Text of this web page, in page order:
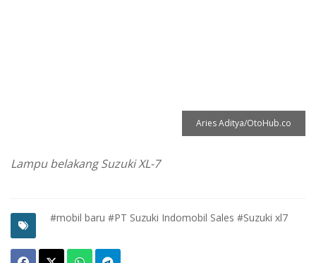
Aries Aditya/OtoHub.co
Lampu belakang Suzuki XL-7
#mobil baru #PT Suzuki Indomobil Sales #Suzuki xl7